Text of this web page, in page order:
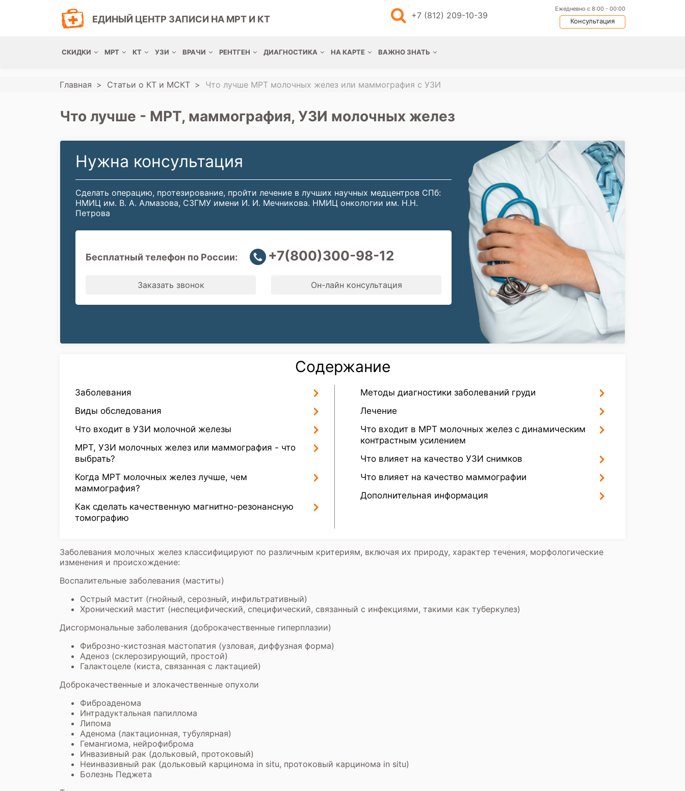
ЕДИНЫЙ ЦЕНТР ЗАПИСИ НА МРТ И КТ +7 (812) 209-10-39
Ежедневно с 8:00 - 00:00
Консультация
СКИДКИ МРТ КТ УЗИ ВРАЧИ РЕНТГЕН ДИАГНОСТИКА НА КАРТЕ ВАЖНО ЗНАТЬ
Главная Статьи о КТ и МСКТ Что лучше МРТ молочных желез или маммография с УЗИ
Что лучше - МРТ, маммография, УЗИ молочных желез
Нужна консультация
Сделать операцию, протезирование, пройти лечение в лучших научных медцентров СПб:
НМИЦ им. В. А. Алмазова, СЗГМУ имени И. И. Мечникова. НМИЦ онкологии им. Н.Н.
Петрова
Бесплатный телефон по России: +7(800)300-98-12
Заказать звонок Он-лайн консультация
Содержание
Заболевания
Виды обследования
Что входит в УЗИ молочной железы
МРТ, УЗИ молочных желез или маммография - что
выбрать?
Когда МРТ молочных желез лучше, чем
маммография?
Как сделать качественную магнитно-резонансную
томографию
Методы диагностики заболеваний груди
Лечение
Что входит в МРТ молочных желез с динамическим
контрастным усилением
Что влияет на качество УЗИ снимков
Что влияет на качество маммографии
Дополнительная информация
Заболевания молочных желез классифицируют по различным критериям, включая их природу, характер течения, морфологические
изменения и происхождение:
Воспалительные заболевания (маститы)
Острый мастит (гнойный, серозный, инфильтративный)
Хронический мастит (неспецифический, специфический, связанный с инфекциями, такими как туберкулез)
Дисгормональные заболевания (доброкачественные гиперплазии)
Фиброзно-кистозная мастопатия (узловая, диффузная форма)
Аденоз (склерозирующий, простой)
Галактоцеле (киста, связанная с лактацией)
Доброкачественные и злокачественные опухоли
Фиброаденома
Интрадуктальная папиллома
Липома
Аденома (лактационная, тубулярная)
Гемангиома, нейрофиброма
Инвазивный рак (дольковый, протоковый)
Неинвазивный рак (дольковый карцинома in situ, протоковый карцинома in situ)
Болезнь Педжета